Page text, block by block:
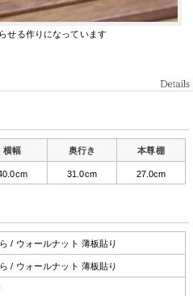
せる作りになっています
横幅 奥行き 本尊棚
31.0cm 27.0cm
/ ウォールナット 薄板貼り
/ ウォールナット 薄板貼り